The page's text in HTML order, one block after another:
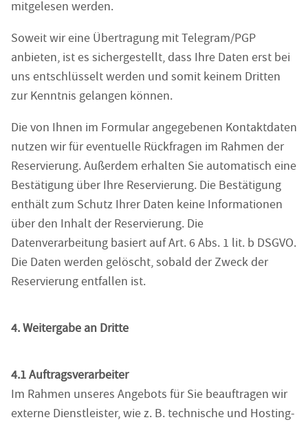
mitgelesen werden.
Soweit wir eine Übertragung mit Telegram/PGP
anbieten, ist es sichergestellt, dass Ihre Daten erst bei
uns entschlüsselt werden und somit keinem Dritten
zur Kenntnis gelangen können.
Die von Ihnen im Formular angegebenen Kontaktdaten
nutzen wir für eventuelle Rückfragen im Rahmen der
Reservierung. Außerdem erhalten Sie automatisch eine
Bestätigung über Ihre Reservierung. Die Bestätigung
enthält zum Schutz Ihrer Daten keine Informationen
über den Inhalt der Reservierung. Die
Datenverarbeitung basiert auf Art. 6 Abs. 1 lit. b DSGVO.
Die Daten werden gelöscht, sobald der Zweck der
Reservierung entfallen ist.
4. Weitergabe an Dritte
4.1 Auftragsverarbeiter
Im Rahmen unseres Angebots für Sie beauftragen wir
externe Dienstleister, wie z. B. technische und Hosting-